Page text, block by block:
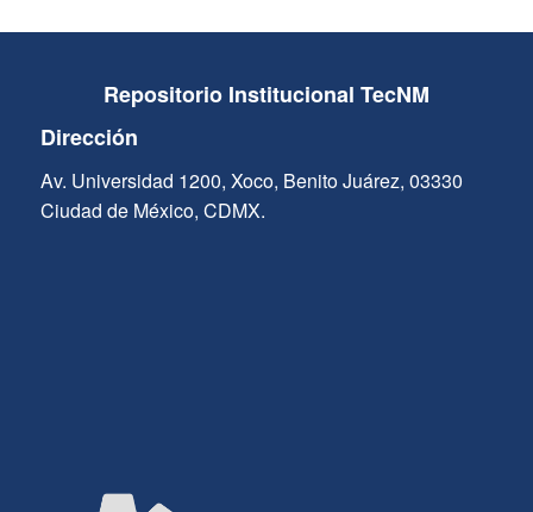
Repositorio Institucional TecNM
Dirección
Av. Universidad 1200, Xoco, Benito Juárez, 03330
Ciudad de México, CDMX.